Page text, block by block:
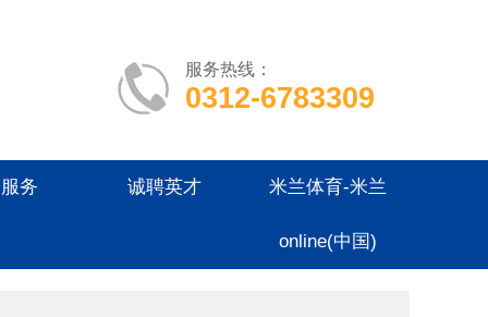
服务热线：
0312-6783309
务 诚聘英才 米兰体育-米兰
online(中国)